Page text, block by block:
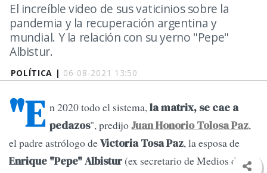
POLÍTICA | 06-08-2021 13:50
El increíble video de sus vaticinios sobre la
pandemia y la recuperación argentina y
mundial. Y la relación con su yerno "Pepe"
Albistur.
"E n 2020 todo el sistema,la matrix, se cae a
pedazos", predijoJuan Honorio Tolosa Paz,
el padre astrólogo deVictoria Tosa Paz, la esposa de
Enrique "Pepe" Albistur(ex secretario de Medios del